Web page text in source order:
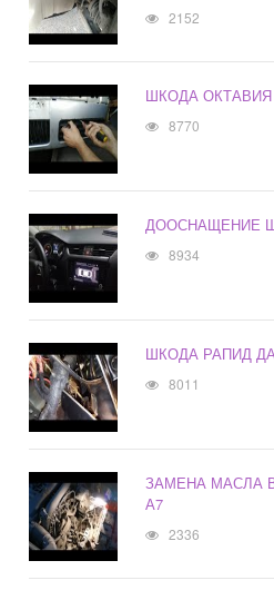
2152
ШКОДА
8770
ДООСНАЩЕНИЕ
8934
ШКОДА РАПИД
8011
ЗАМЕНА МАСЛА
А7
2336